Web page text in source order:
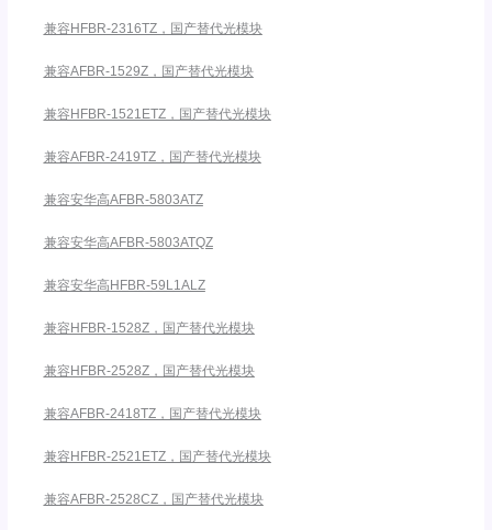
兼容HFBR-2316TZ，国产替代光模块
兼容AFBR-1529Z，国产替代光模块
兼容HFBR-1521ETZ，国产替代光模块
兼容AFBR-2419TZ，国产替代光模块
兼容安华高AFBR-5803ATZ
兼容安华高AFBR-5803ATQZ
兼容安华高HFBR-59L1ALZ
兼容HFBR-1528Z，国产替代光模块
兼容HFBR-2528Z，国产替代光模块
兼容AFBR-2418TZ，国产替代光模块
兼容HFBR-2521ETZ，国产替代光模块
兼容AFBR-2528CZ，国产替代光模块